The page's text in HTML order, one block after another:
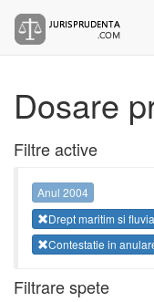
Dosare
Filtre active
Anul 2004
Drept maritim si
Contestatie in
Filtrare spete